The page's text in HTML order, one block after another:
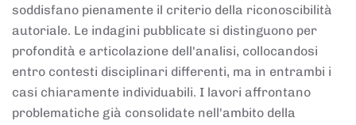
soddisfano pienamente il criterio della riconoscibilità
autoriale. Le indagini pubblicate si distinguono per
profondità e articolazione dell'analisi, collocandosi
entro contesti disciplinari differenti, ma in entrambi i
casi chiaramente individuabili. I lavori affrontano
problematiche già consolidate nell'ambito della